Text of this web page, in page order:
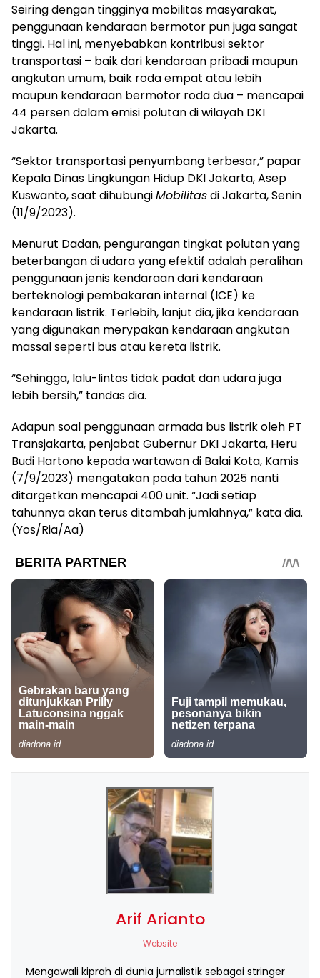
Seiring dengan tingginya mobilitas masyarakat,
penggunaan kendaraan bermotor pun juga sangat
tinggi. Hal ini, menyebabkan kontribusi sektor
transportasi – baik dari kendaraan pribadi maupun
angkutan umum, baik roda empat atau lebih
maupun kendaraan bermotor roda dua – mencapai
44 persen dalam emisi polutan di wilayah DKI
Jakarta.
“Sektor transportasi penyumbang terbesar,” papar
Kepala Dinas Lingkungan Hidup DKI Jakarta, Asep
Kuswanto, saat dihubungiMobilitasdi Jakarta, Senin
(11/9/2023).
Menurut Dadan, pengurangan tingkat polutan yang
beterbangan di udara yang efektif adalah peralihan
penggunaan jenis kendaraan dari kendaraan
berteknologi pembakaran internal (ICE) ke
kendaraan listrik. Terlebih, lanjut dia, jika kendaraan
yang digunakan merypakan kendaraan angkutan
massal seperti bus atau kereta listrik.
“Sehingga, lalu-lintas tidak padat dan udara juga
lebih bersih,” tandas dia.
Adapun soal penggunaan armada bus listrik oleh PT
Transjakarta, penjabat Gubernur DKI Jakarta, Heru
Budi Hartono kepada wartawan di Balai Kota, Kamis
(7/9/2023) mengatakan pada tahun 2025 nanti
ditargetkan mencapai 400 unit. “Jadi setiap
tahunnya akan terus ditambah jumlahnya,” kata dia.
(Yos/Ria/Aa)
Arif Arianto
Website
Mengawali kiprah di dunia jurnalistik sebagai stringer